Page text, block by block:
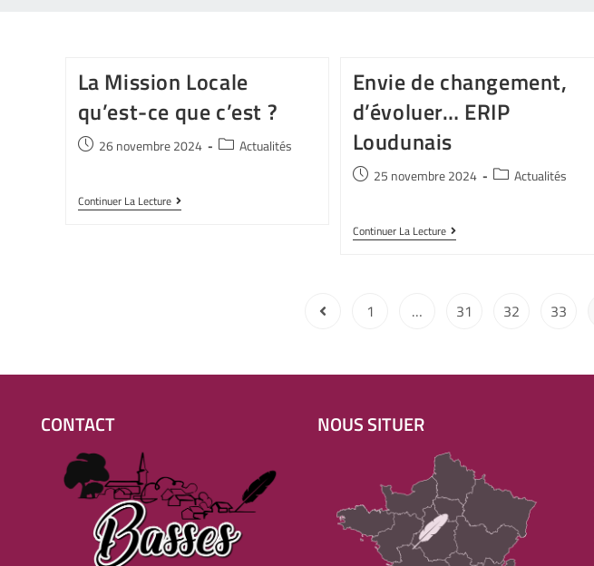
La Mission Locale
qu’est-ce que c’est ?
26 novembre 2024 Actualités
Continuer La Lecture
Envie de changement,
d’évoluer… ERIP
Loudunais
25 novembre 2024 Actualités
Continuer La Lecture
1 … 31 32 33
CONTACT NOUS SITUER